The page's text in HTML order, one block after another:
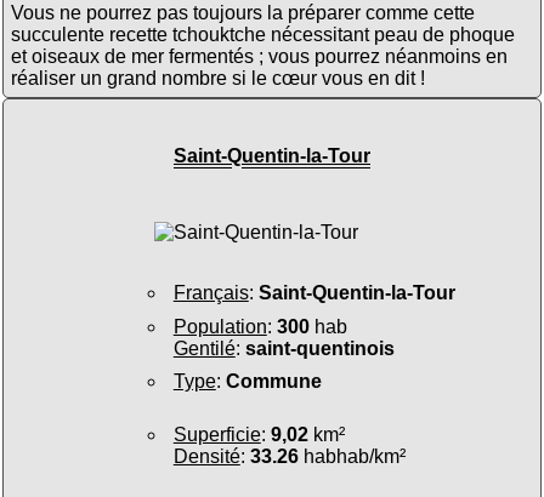
Vous ne pourrez pas toujours la préparer comme cette
succulente recette tchouktche nécessitant peau de phoque
et oiseaux de mer fermentés ; vous pourrez néanmoins en
réaliser un grand nombre si le cœur vous en dit !
Saint-Quentin-la-Tour
Français: Saint-Quentin-la-Tour
Population: 300hab
Gentilé: saint-quentinois
Type: Commune
Superficie: 9,02km²
Densité: 33.26habhab/km²